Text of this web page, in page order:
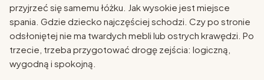
przyjrzeć się samemu łóżku. Jak wysokie jest miejsce
spania. Gdzie dziecko najczęściej schodzi. Czy po stronie
odsłoniętej nie ma twardych mebli lub ostrych krawędzi. Po
trzecie, trzeba przygotować drogę zejścia: logiczną,
wygodną i spokojną.